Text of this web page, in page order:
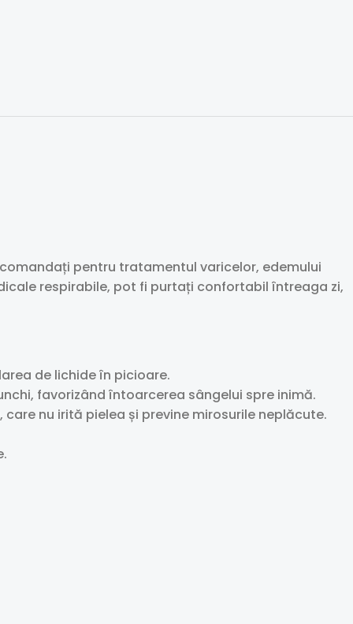
pentru tratamentul varicelor, edemului
respirabile, pot fi purtați confortabil întreaga zi,
de lichide în picioare.
favorizând întoarcerea sângelui spre inimă.
nu irită pielea și previne mirosurile neplăcute.